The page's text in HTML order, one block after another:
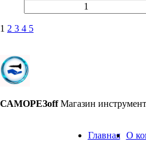
1 2 3 4 5
САМОРЕЗoff Магазин
Главная О